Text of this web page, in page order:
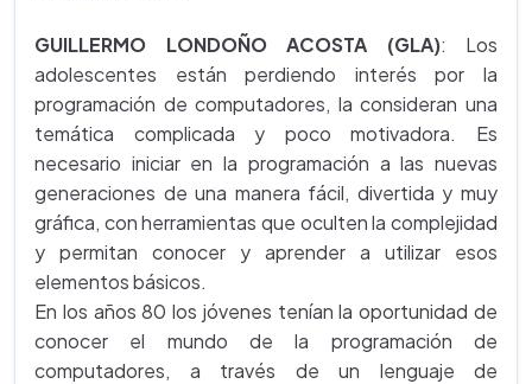
GUILLERMO LONDOÑO ACOSTA (GLA): Los
adolescentes están perdiendo interés por la
programación de computadores, la consideran una
temática complicada y poco motivadora. Es
necesario iniciar en la programación a las nuevas
generaciones de una manera fácil, divertida y muy
gráfica, con herramientas que oculten la complejidad
y permitan conocer y aprender a utilizar esos
elementos básicos.
En los años 80 los jóvenes tenían la oportunidad de
conocer el mundo de la programación de
computadores, a través de un lenguaje de